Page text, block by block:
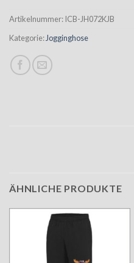
Artikelnummer: ICB-JH072KJB
Kategorie:Jogginghose
ÄHNLICHE PRODUKTE